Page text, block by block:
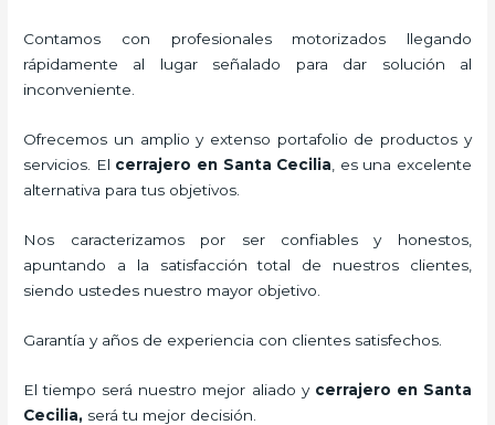
Contamos con profesionales motorizados llegando
rápidamente al lugar señalado para dar solución al
inconveniente.
Ofrecemos un amplio y extenso portafolio de productos y
servicios. El cerrajero en Santa Cecilia , es una excelente
alternativa para tus objetivos.
Nos caracterizamos por ser confiables y honestos,
apuntando a la satisfacción total de nuestros clientes,
siendo ustedes nuestro mayor objetivo.
Garantía y años de experiencia con clientes satisfechos.
El tiempo será nuestro mejor aliado y cerrajero en Santa
Cecilia, será tu mejor decisión.